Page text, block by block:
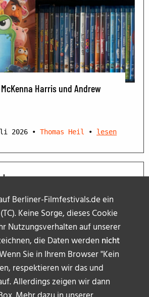
Berliner-Filmfestivals.de ein
Keine Sorge, dieses Cookie
Nutzungsverhalten auf unserer
die Daten werden nicht
Sie in Ihrem Browser "Kein
respektieren wir das und
Allerdings zeigen wir dann
McKenna Harris und Andrew
2026 • Thomas Heil • lesen